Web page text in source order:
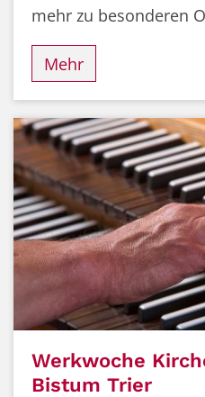
mehr zu besonderen
Mehr
Werkwoche
Bistum Trier